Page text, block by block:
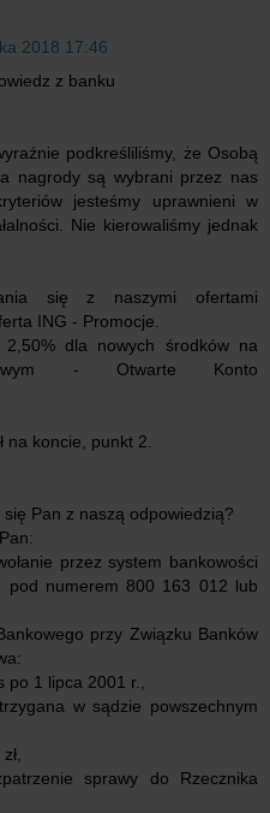
2018 17:46
z banku
podkreśliliśmy, że Osobą
nagrody są wybrani przez nas
jesteśmy uprawnieni w
Nie kierowaliśmy jednak
się z naszymi ofertami
ING - Promocje.
dla nowych środków na
- Otwarte Konto
na koncie, punkt 2.
Pan z naszą odpowiedzią?
przez system bankowości
pod numerem 800 163 012 lub
przy Związku Banków
po 1 lipca 2001 r.,
w sądzie powszechnym
sprawy do Rzecznika